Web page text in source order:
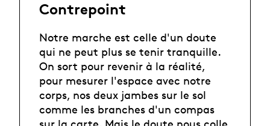
Contrepoint
Notre marche est celle d'un doute
qui ne peut plus se tenir tranquille.
On sort pour revenir à la réalité,
pour mesurer l'espace avec notre
corps, nos deux jambes sur le sol
comme les branches d'un compas